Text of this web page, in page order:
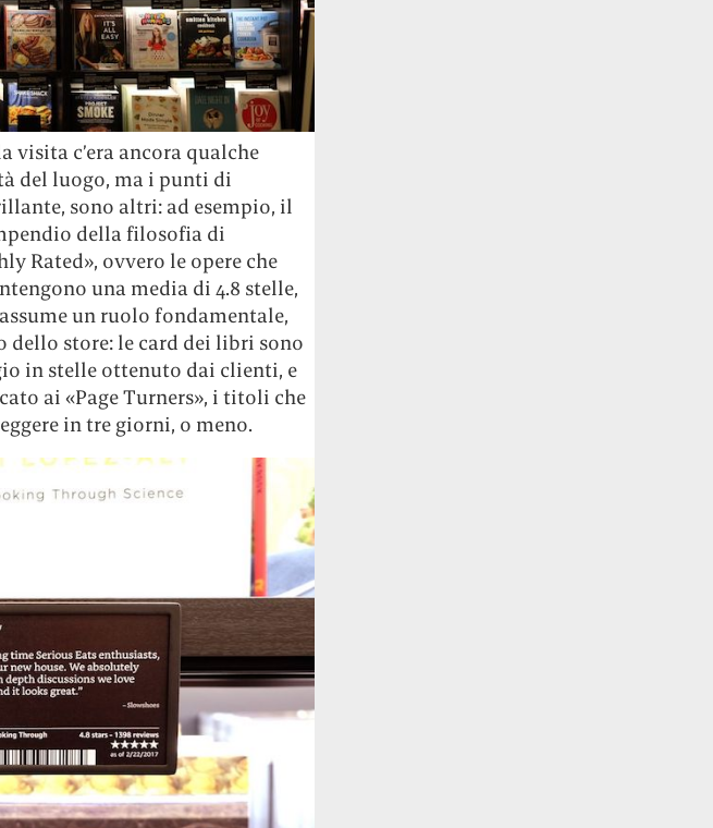
visita c’era ancora qualche
del luogo, ma i punti di
sono altri: ad esempio, il
della filosofia di
Rated», ovvero le opere che
una media di 4.8 stelle,
un ruolo fondamentale,
dello store: le card dei libri sono
in stelle ottenuto dai clienti, e
ai «Page Turners», i titoli che
in tre giorni, o meno.